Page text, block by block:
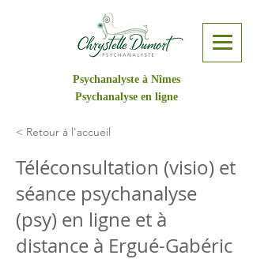
Psychanalyste à Nîmes
Psychanalyse en ligne
< Retour à l'accueil
Téléconsultation (visio) et
séance psychanalyse
(psy) en ligne et à
distance à Ergué-Gabéric